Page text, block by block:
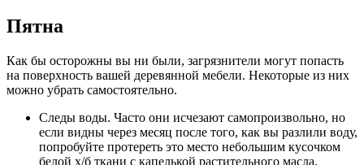
Пятна
Как бы осторожны вы ни были, загрязнители могут попасть
на поверхность вашей деревянной мебели. Некоторые из них
можно убрать самостоятельно.
Следы воды. Часто они исчезают самопроизвольно, но
если видны через месяц после того, как вы разлили воду,
попробуйте протереть это место небольшим кусочком
белой х/б ткани с капелькой растительного масла.